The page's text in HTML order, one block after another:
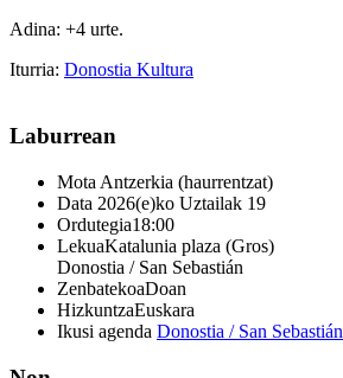
Adina: +4 urte.
Iturria: Donostia Kultura
Laburrean
Mota Antzerkia (haurrentzat)
Data 2026(e)ko Uztailak 19
Ordutegia18:00
LekuaKatalunia plaza (Gros)
Donostia / San Sebastián
ZenbatekoaDoan
HizkuntzaEuskara
Ikusi agenda Donostia / San Sebastián